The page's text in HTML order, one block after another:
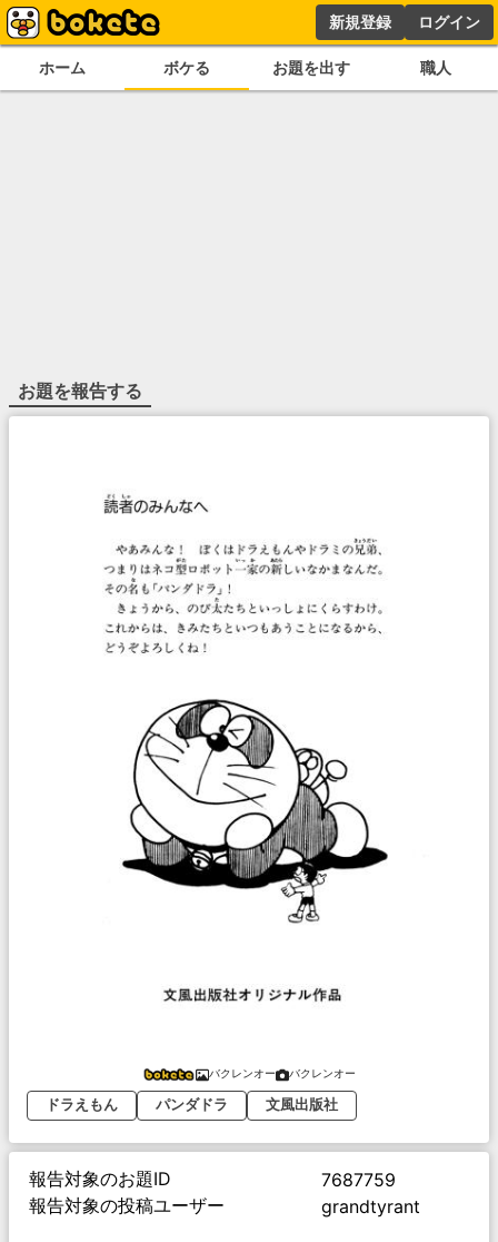
新規登録 ログイン
ホーム ボケる お題を出す 職人
お題を報告する
バクレンオー バクレンオー
ドラえもん パンダドラ 文風出版社
報告対象のお題ID
7687759
報告対象の投稿ユーザー
grandtyrant